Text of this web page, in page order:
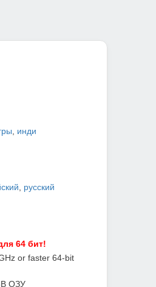
инди
русский
64 бит!
or faster 64-bit
ОЗУ